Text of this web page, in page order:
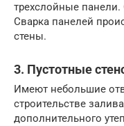
трехслойные
Сварка панелей
стены.
3. Пустотные
Имеют небольшие
строительстве
дополнительного